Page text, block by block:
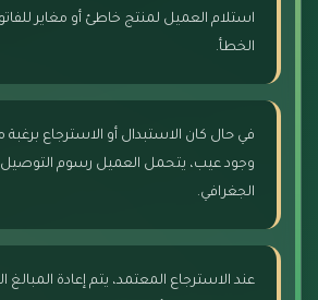
استلام العميل لمنتج خاطئ أو مغاير
الخطأ.
في حال كان الاستبدال أو الاسترجاع
وجود عيب، يتحمل العميل رسوم
الجغرافي.
عند الاسترجاع المعتمد، يتم إعادة المبالغ